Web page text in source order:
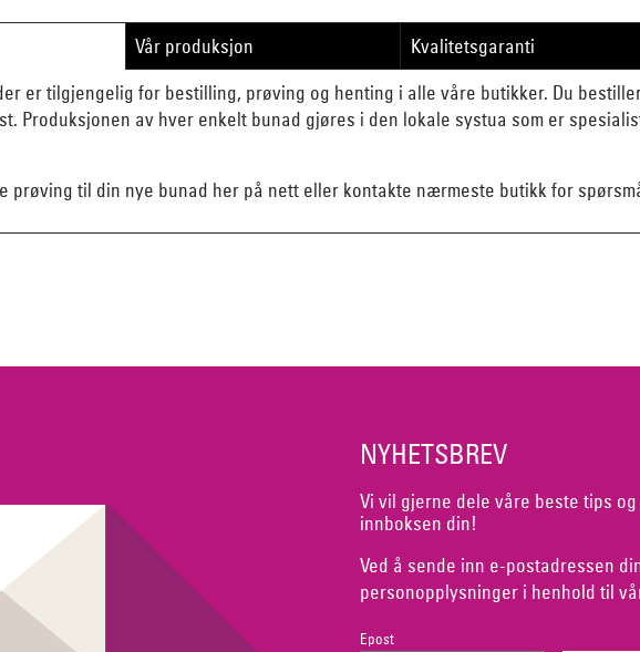
Vår produksjon Kvalitetsgaranti
er tilgjengelig for bestilling, prøving og henting i alle våre butikker. Du
Produksjonen av hver enkelt bunad gjøres i den lokale systua som er
prøving til din nye bunad her på nett eller kontakte nærmeste butikk for
NYHETSBREV
Vi vil gjerne dele våre beste tips
innboksen din!
Ved å sende inn e-postadressen
personopplysninger i henhold til
Epost